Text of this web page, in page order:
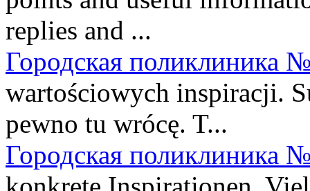
replies and ...
Городская поликлиника
wartościowych inspiracji.
pewno tu wrócę. T...
Городская поликлиника